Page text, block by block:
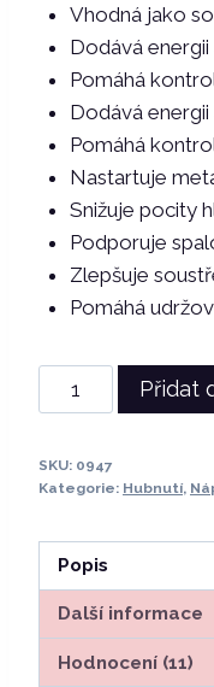
Vhodná jako
Dodává
Pomáhá
Dodává
Pomáhá
Nastartuje
Snižuje pocity
Podporuje
Zlepšuje
Pomáhá
Valentus
Europa
–
káva
pro
energii
a
redukční
Přidat
SKU: 0947
Kategorie: Hubnutí,
Popis
Další informace
Hodnocení (11)